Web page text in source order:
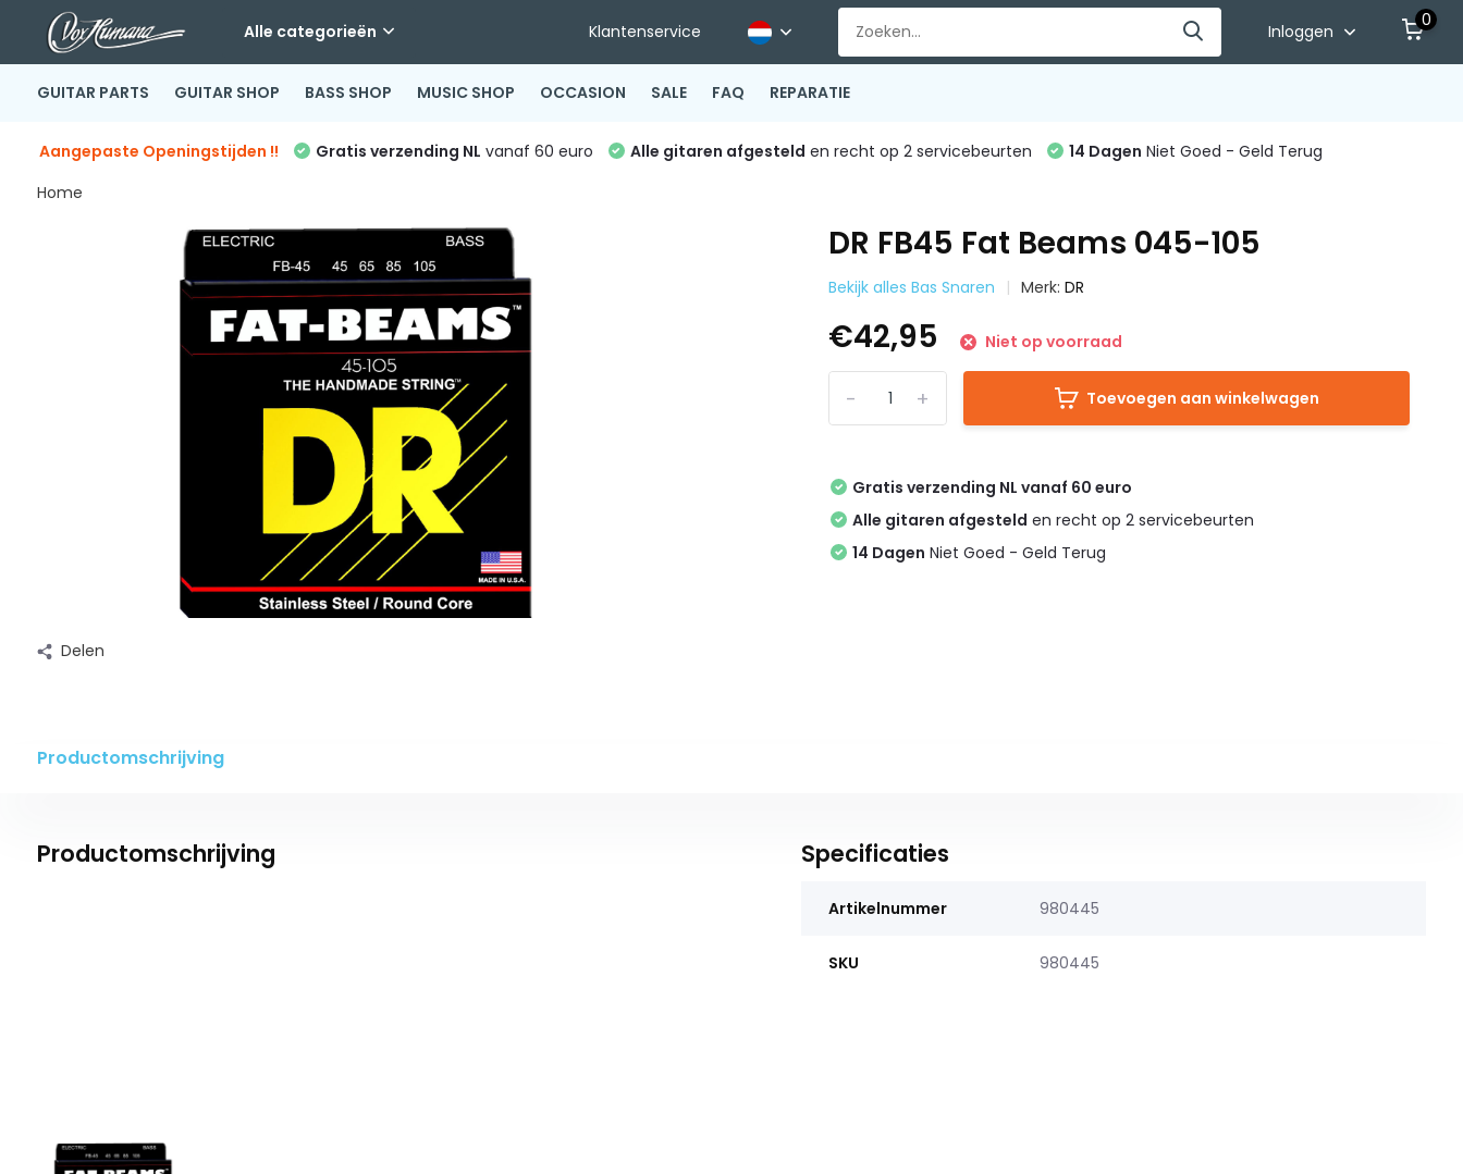
Alle categorieën Klantenservice Inloggen
0
GUITAR PARTS GUITAR SHOP BASS SHOP MUSIC SHOP OCCASION SALE FAQ REPARATIE
Aangepaste Openingstijden !! Gratis verzending NL vanaf 60 euro Alle gitaren afgesteld en recht op 2 servicebeurten 14 Dagen Niet Goed - Geld Terug
Home
Delen
DR FB45 Fat Beams 045-105
Bekijk alles Bas Snaren Merk:DR
€42,95 Niet op voorraad
+
- Toevoegen aan winkelwagen
Gratis verzending NL vanaf 60 euro
Alle gitaren afgesteld en recht op 2 servicebeurten
14 Dagen Niet Goed - Geld Terug
Productomschrijving
Productomschrijving Specificaties
Artikelnummer 980445
SKU 980445